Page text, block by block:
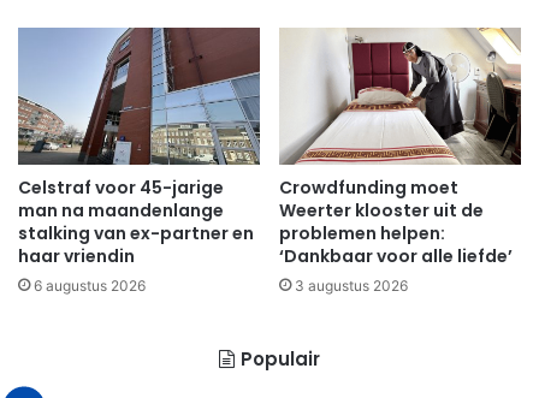
Celstraf voor 45-jarige
man na maandenlange
stalking van ex-partner en
haar vriendin
6 augustus 2026
Crowdfunding moet
Weerter klooster uit de
problemen helpen:
‘Dankbaar voor alle liefde’
3 augustus 2026
Populair